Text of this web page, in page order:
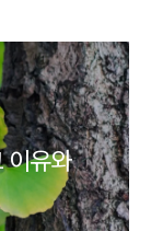
이유와